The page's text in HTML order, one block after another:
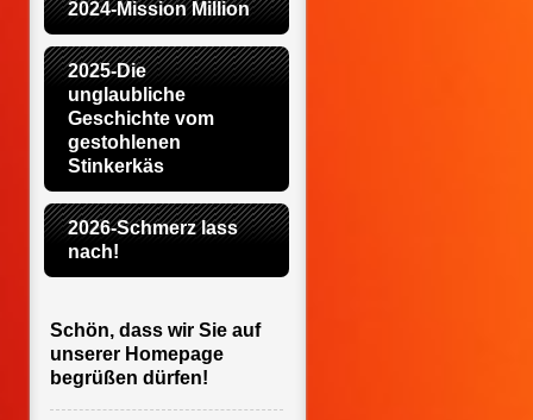
2024-Mission Million
2025-Die
unglaubliche
Geschichte vom
gestohlenen
Stinkerkäs
2026-Schmerz lass
nach!
Schön, dass wir Sie auf
unserer Homepage
begrüßen dürfen!